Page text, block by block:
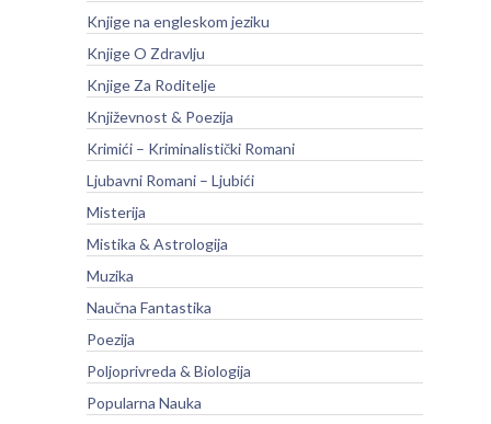
Knjige na engleskom jeziku
Knjige O Zdravlju
Knjige Za Roditelje
Književnost & Poezija
Krimići – Kriminalistički Romani
Ljubavni Romani – Ljubići
Misterija
Mistika & Astrologija
Muzika
Naučna Fantastika
Poezija
Poljoprivreda & Biologija
Popularna Nauka